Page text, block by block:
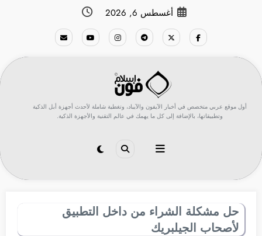
أغسطس 6, 2026
أول موقع عربي متخصص في أخبار الآيفون والآيباد، وتغطية شاملة لأحدث أجهزة أبل الذكية
وتطبيقاتها، بالإضافة إلى كل ما يهمك في عالم التقنية والأجهزة الذكية.
حل مشكلة الشراء من داخل التطبيق
لأصحاب الجيلبريك